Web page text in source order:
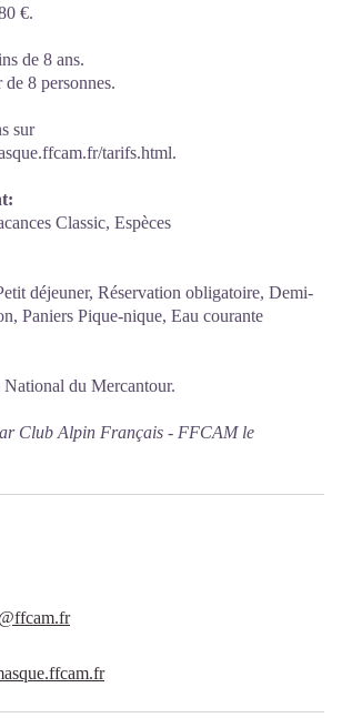
€.
de 8 ans.
8 personnes.
sur
tarifs.html.
Classic, Espèces
déjeuner, Réservation obligatoire, Demi-
Paniers Pique-nique, Eau courante
du Mercantour.
Club Alpin Français - FFCAM le